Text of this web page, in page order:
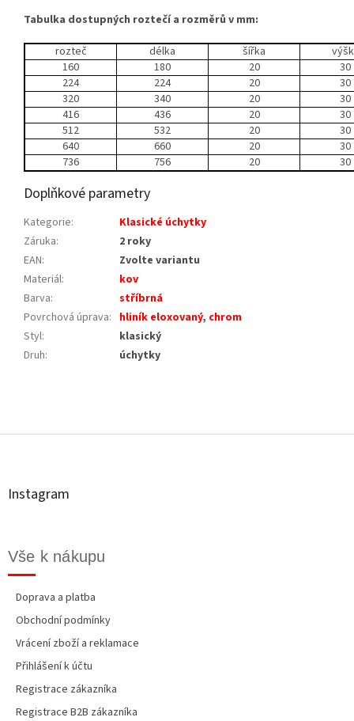
Tabulka dostupných roztečí a rozměrů v mm:
rozteč
délka šířka
160
180 20
30
224
224 20
30
320
340 20
30
416
436 20
30
512
532 20
30
640
660 20
30
736
756 20 30
Doplňkové parametry
Kategorie:
Klasické úchytky
Záruka:
2 roky
EAN:
Zvolte variantu
Materiál:
kov
Barva:
stříbrná
Povrchová úprava: hliník eloxovaný, chrom
Styl:
klasický
Druh: úchytky
á
Instagram
Vše k nákupu
Doprava a platba
Obchodní podmínky
Vrácení zboží a reklamace
Přihlášení k účtu
Registrace zákazníka
Registrace B2B zákazníka